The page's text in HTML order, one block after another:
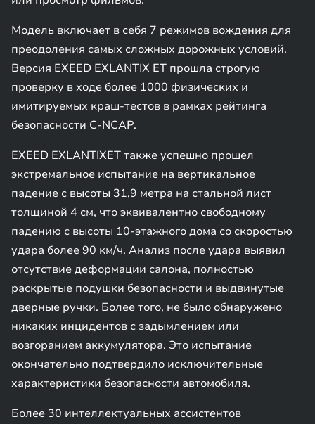
Модель включает в себя 7 режимов вождения для
преодоления самых сложных дорожных условий.
Версия EXEED EXLANTIX ET прошла строгую
проверку в ходе более 1000 физических и
имитируемых краш-тестов в рамках рейтинга
безопасности C-NCAP.
EXEED EXLANTIXET также успешно прошел
экстремальное испытание на вертикальное
падение с высоты 31,9 метра на стальной лист
толщиной 4 см, что эквивалентно свободному
падению с высоты 10-этажного дома со скоростью
удара более 90 км/ч. Анализ после удара выявил
отсутствие деформации салона, полностью
раскрытые подушки безопасности и выдвинутые
дверные ручки. Более того, не было обнаружено
никаких инцидентов с задымлением или
возгоранием аккумулятора. Это испытание
окончательно подтвердило исключительные
характеристики безопасности автомобиля.
Более 30 интеллектуальных ассистентов